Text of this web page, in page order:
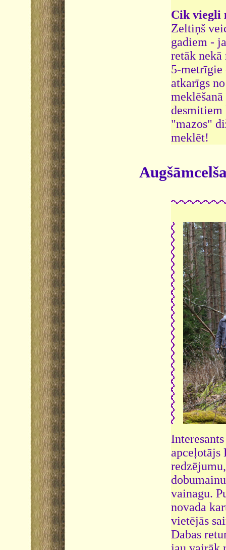
Cik viegli
Zeltiņš
gadiem -
retāk
5-metrīgie
atkarīgs
desmitiem
"mazos"
meklēt!
apceļotājs
vainagu.
novada
vietējās
Dabas